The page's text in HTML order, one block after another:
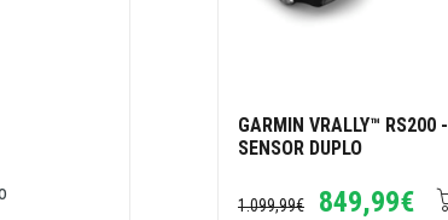
GARMIN VRALLY™ RS200 -
SENSOR DUPLO
1.099,99€ 849,99€